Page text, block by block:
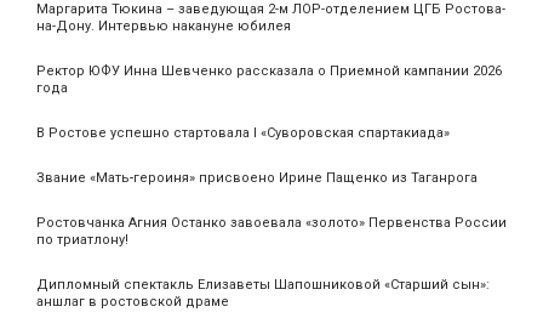
Маргарита Тюкина – заведующая 2-м ЛОР-отделением ЦГБ Ростова-
на-Дону. Интервью накануне юбилея
Ректор ЮФУ Инна Шевченко рассказала о Приемной кампании 2026
года
В Ростове успешно стартовала I «Суворовская спартакиада»
Звание «Мать‑героиня» присвоено Ирине Пащенко из Таганрога
Ростовчанка Агния Останко завоевала «золото» Первенства России
по триатлону!
Дипломный спектакль Елизаветы Шапошниковой «Старший сын»:
аншлаг в ростовской драме